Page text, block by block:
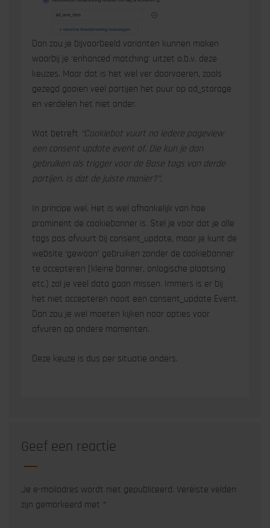
Dan zou je bijvoorbeeld varianten kunnen maken
waarbij je ‘enhanced matching’ uitzet o.b.v. deze
keuzes. Maar dat is het wel ver doorvoeren, zoals
gezegd gooien veel partijen het puur op ad_storage
en verdelen het niet onder.
Wat betreft “Cookiebot vuurt na iedere pageview
een consent update event af. Die kun je dan
gebruiken als trigger voor de Base tags van derde
partijen. Is dat de juiste manier?”.
In principe wel. Het is wel afhankelijk van hoe
prominent de cookiebanner is. Stel je voor dat je alle
tags pas afvuurt bij consent_update, maar je kunt de
website ‘gewoon’ gebruiken zonder de cookiebanner
te accepteren (kleine banner, onlogische plaatsing
etc.) zal je veel data gaan missen. Immers is er bij
het niet accepteren nooit een consent_update Event.
Dan zou je wel moeten kijken naar opties voor
afvuren op andere momenten.
Deze keuze is dus per situatie anders.
Geef een reactie
Je e-mailadres wordt niet gepubliceerd. Vereiste velden
zijn gemarkeerd met *